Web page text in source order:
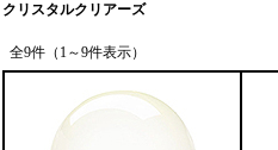
クリスタルクリアーズ
全9件（1～9件表示）